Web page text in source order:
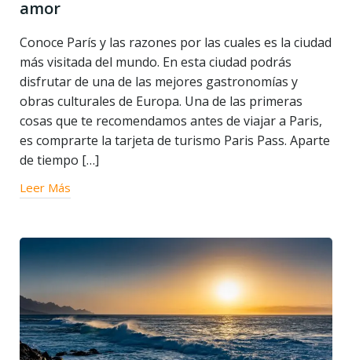
amor
Conoce París y las razones por las cuales es la ciudad
más visitada del mundo. En esta ciudad podrás
disfrutar de una de las mejores gastronomías y
obras culturales de Europa. Una de las primeras
cosas que te recomendamos antes de viajar a Paris,
es comprarte la tarjeta de turismo Paris Pass. Aparte
de tiempo […]
Leer Más